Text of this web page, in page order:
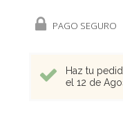
PAGO SEGURO
Haz tu
el 12 de